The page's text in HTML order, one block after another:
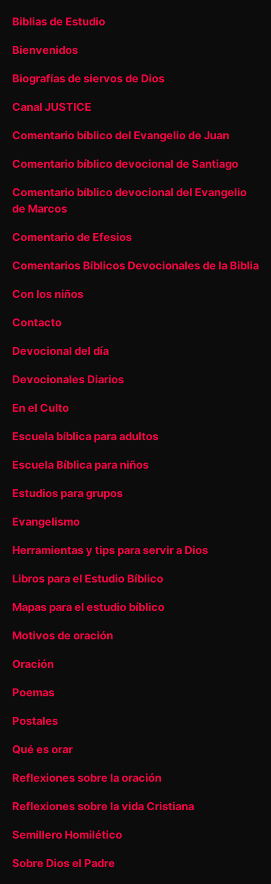
Biblias de Estudio
Bienvenidos
Biografías de siervos de Dios
Canal JUSTICE
Comentario bíblico del Evangelio de Juan
Comentario bíblico devocional de Santiago
Comentario bíblico devocional del Evangelio
de Marcos
Comentario de Efesios
Comentarios Bíblicos Devocionales de la Biblia
Con los niños
Contacto
Devocional del día
Devocionales Diarios
En el Culto
Escuela bíblica para adultos
Escuela Bíblica para niños
Estudios para grupos
Evangelismo
Herramientas y tips para servir a Dios
Libros para el Estudio Bíblico
Mapas para el estudio bíblico
Motivos de oración
Oración
Poemas
Postales
Qué es orar
Reflexiones sobre la oración
Reflexiones sobre la vida Cristiana
Semillero Homilético
Sobre Dios el Padre